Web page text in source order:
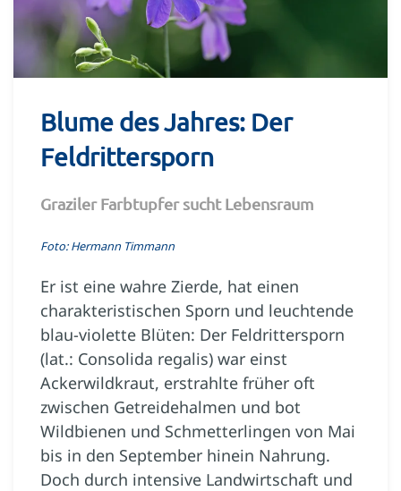
Blume des Jahres: Der
Feldrittersporn
Graziler Farbtupfer sucht Lebensraum
Foto: Hermann Timmann
Er ist eine wahre Zierde, hat einen
charakteristischen Sporn und leuchtende
blau-violette Blüten: Der Feldrittersporn
(lat.: Consolida regalis) war einst
Ackerwildkraut, erstrahlte früher oft
zwischen Getreidehalmen und bot
Wildbienen und Schmetterlingen von Mai
bis in den September hinein Nahrung.
Doch durch intensive Landwirtschaft und